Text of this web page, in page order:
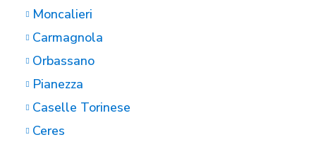
Moncalieri
Carmagnola
Orbassano
Pianezza
Caselle Torinese
Ceres